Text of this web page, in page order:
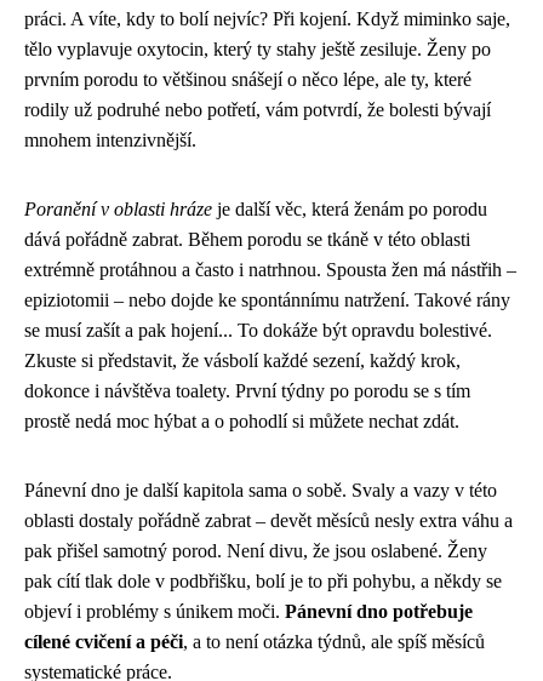
práci. A víte, kdy to bolí nejvíc? Při kojení. Když miminko saje,
tělo vyplavuje oxytocin, který ty stahy ještě zesiluje. Ženy po
prvním porodu to většinou snášejí o něco lépe, ale ty, které
rodily už podruhé nebo potřetí, vám potvrdí, že bolesti bývají
mnohem intenzivnější.
Poranění v oblasti hráze je další věc, která ženám po porodu
dává pořádně zabrat. Během porodu se tkáně v této oblasti
extrémně protáhnou a často i natrhnou. Spousta žen má nástřih –
epiziotomii – nebo dojde ke spontánnímu natržení. Takové rány
se musí zašít a pak hojení... To dokáže být opravdu bolestivé.
Zkuste si představit, že vásbolí každé sezení, každý krok,
dokonce i návštěva toalety. První týdny po porodu se s tím
prostě nedá moc hýbat a o pohodlí si můžete nechat zdát.
Pánevní dno je další kapitola sama o sobě. Svaly a vazy v této
oblasti dostaly pořádně zabrat – devět měsíců nesly extra váhu a
pak přišel samotný porod. Není divu, že jsou oslabené. Ženy
pak cítí tlak dole v podbřišku, bolí je to při pohybu, a někdy se
objeví i problémy s únikem moči. Pánevní dno potřebuje
cílené cvičení a péči, a to není otázka týdnů, ale spíš měsíců
systematické práce.